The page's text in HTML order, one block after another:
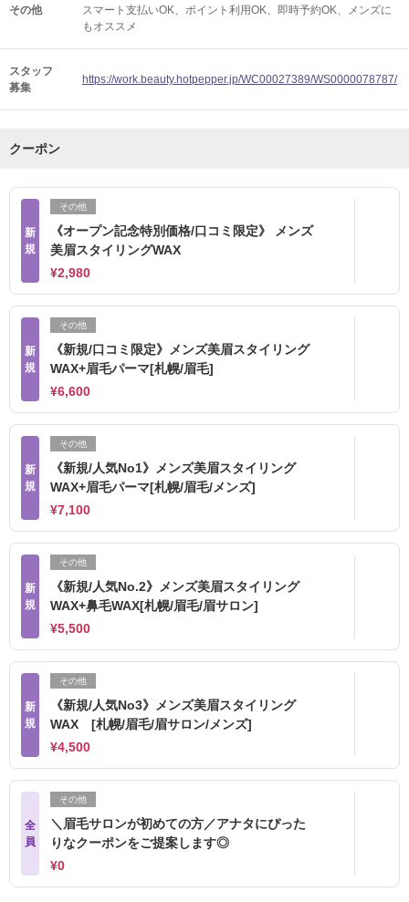
その他 スマート支払いOK ポイント利用OK 即時予約OK
メンズに
もオススメ
スタッフ
募集
https://work.beauty.hotpepper.jp/WC00027389/WS0000078787/
クーポン
新
規
その他
《オープン記念特別価格/口コミ限定》 メンズ
美眉スタイリングWAX
¥2,980
新
規
その他
《新規/口コミ限定》メンズ美眉スタイリング
WAX+眉毛パーマ[札幌/眉毛]
¥6,600
新
規
その他
《新規/人気No1》メンズ美眉スタイリング
WAX+眉毛パーマ[札幌/眉毛/メンズ]
¥7,100
新
規
その他
《新規/人気No.2》メンズ美眉スタイリング
WAX+鼻毛WAX[札幌/眉毛/眉サロン]
¥5,500
新
規
その他
《新規/人気No3》メンズ美眉スタイリング
WAX [札幌/眉毛/眉サロン/メンズ]
¥4,500
全
員
その他
＼眉毛サロンが初めての方／アナタにぴった
りなクーポンをご提案します◎
¥0